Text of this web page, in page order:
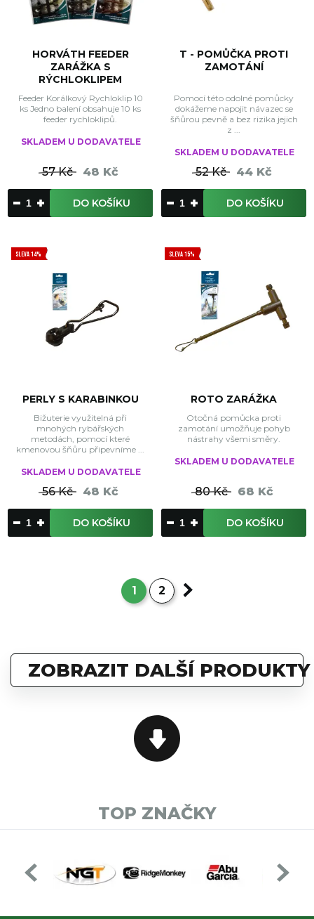
HORVÁTH FEEDER
ZARÁŽKA S
RÝCHLOKLIPEM
Feeder Korálkový Rychloklip 10
ks Jedno balení obsahuje 10 ks
feeder rychloklipů.
SKLADEM U DODAVATELE
57 Kč 48 Kč
DO KOŠÍKU
T - POMŮČKA PROTI
ZAMOTÁNÍ
Pomocí této odolné pomůcky
dokážeme napojit návazec se
šňůrou pevně a bez rizika jejich
z ...
SKLADEM U DODAVATELE
52 Kč 44 Kč
DO KOŠÍKU
SLEVA 14%
PERLY S KARABINKOU
Bižuterie využitelná při
mnohých rybářských
metodách, pomocí které
kmenovou šňůru připevníme ...
SKLADEM U DODAVATELE
56 Kč 48 Kč
DO KOŠÍKU
SLEVA 15%
ROTO ZARÁŽKA
Otočná pomůcka proti
zamotání umožňuje pohyb
nástrahy všemi směry.
SKLADEM U DODAVATELE
80 Kč 68 Kč
DO KOŠÍKU
1 2
ZOBRAZIT DALŠÍ PRODUKTY
TOP ZNAČKY